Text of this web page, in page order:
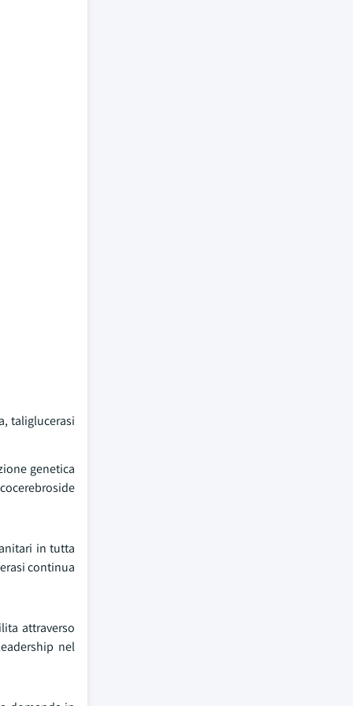
taliglucerasi
genetica
in tutta
continua
attraverso
nel